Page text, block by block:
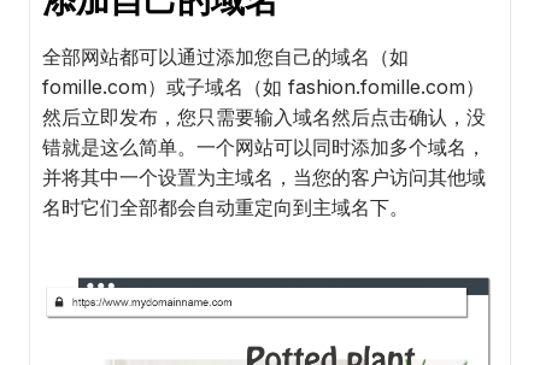
全部网站都可以通过添加您自己的域名（如
fomille.com）或子域名（如 fashion.fomille.com）
然后立即发布，您只需要输入域名然后点击确认，没
错就是这么简单。一个网站可以同时添加多个域名，
并将其中一个设置为主域名，当您的客户访问其他域
名时它们全部都会自动重定向到主域名下。